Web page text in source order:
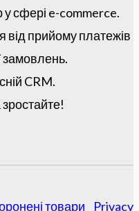
сфері e-commerce.
від прийому платежів
замовлень.
CRM.
товари
Privacy